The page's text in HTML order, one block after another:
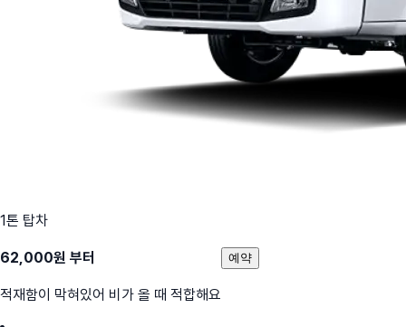
1톤 탑차
62,000원 부터
적재함이 막혀있어 비가 올 때 적합해요
예약